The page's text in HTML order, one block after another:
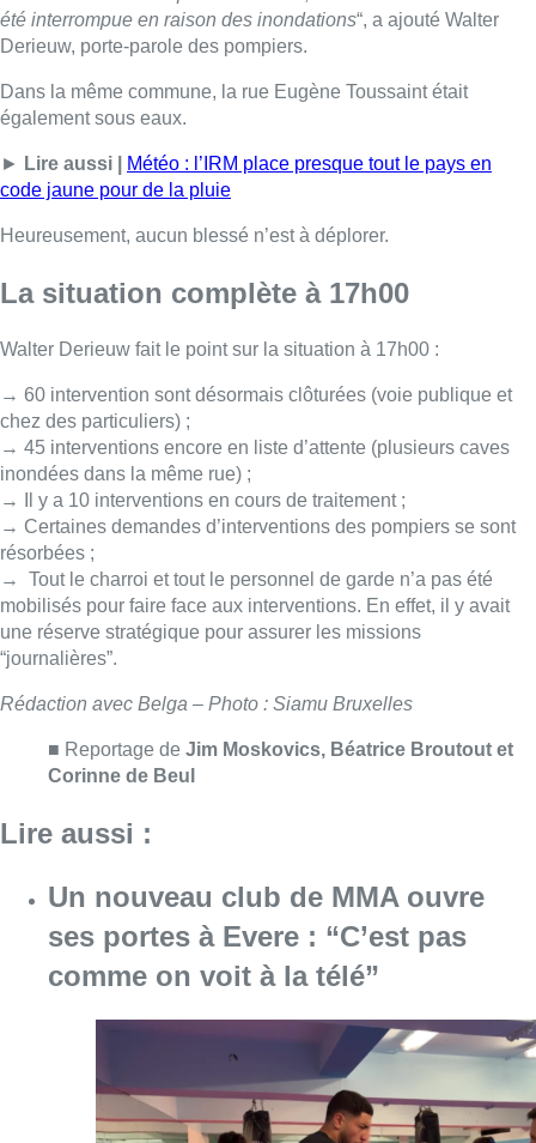
Walter Derieuw fait le point sur la situation à 17h00 :
chez des particuliers) ;
→ 45 interventions encore en liste d’attente (plusieurs caves
inondées dans la même rue) ;
→ Il y a 10 interventions en cours de traitement ;
→ Certaines demandes d’interventions des pompiers se sont
résorbées ;
mobilisés pour faire face aux interventions. En effet, il y avait
une réserve stratégique pour assurer les missions
Rédaction avec Belga – Photo : Siamu Bruxelles
■ Reportage de Jim Moskovics, Béatrice Broutout et
Corinne de Beul
Lire aussi :
Un nouveau club de MMA ouvre
ses portes à Evere : “C’est pas
comme on voit à la télé”
08 août 2026Consulter l'article "Un nouveau club de